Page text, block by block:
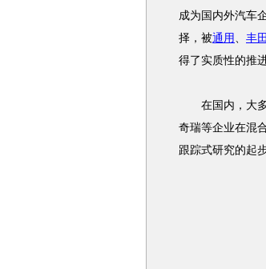
成为国内外汽车
择，被通用 、 丰田
得了实质性的推进
在国内，大多
奇瑞等企业在混
跟踪式研究的起